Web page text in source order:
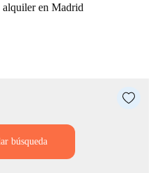
en Madrid
búsqueda